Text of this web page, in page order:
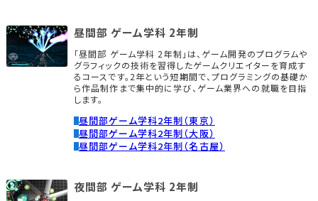
昼間部 ゲーム学科 2年制
「昼間部 ゲーム学科 2年制」は、ゲーム開発のプログラムや
グラフィックの技術を習得したゲームクリエイターを育成す
るコースです。2年という短期間で、プログラミングの基礎か
ら作品制作まで集中的に学び、ゲーム業界への就職を目指
します。
昼間部ゲーム学科2年制（東京）
昼間部ゲーム学科2年制（大阪）
昼間部ゲーム学科2年制（名古屋）
夜間部 ゲーム学科 2年制